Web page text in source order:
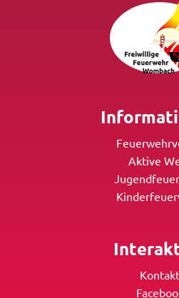
Aktive
Kontakt